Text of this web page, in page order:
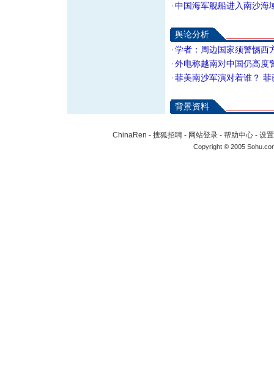
· 中国海军舰船进入南沙海
舆论分析
· 学者：周边国家须警惕西
· 外电称越南对中国仍高度
· 菲美南沙军演对着谁？
背景资料
ChinaRen - 搜狐招聘 - 网站登录 - 帮助中心 - 设
Copyright © 2005